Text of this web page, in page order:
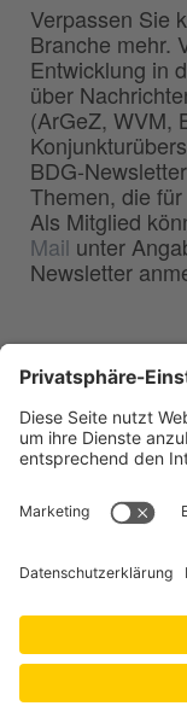
Verpassen Sie
Branche mehr.
Entwicklung in
über
(ArGeZ, WVM,
BDG-
Themen, die
Als Mitglied
Mail unter
Newsletter
Deutschen
40549 Düsseldorf
Telefon:0211 -
0211 -
E-Mail: